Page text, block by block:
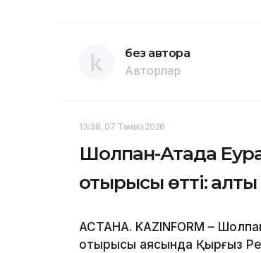
без автора
Авторлар
13:38, 07 Тамыз 2026
Шолпан-Атада
отырысы өтті:
АСТАНА. KAZINFORM –
отырысы аясында Қырғыз